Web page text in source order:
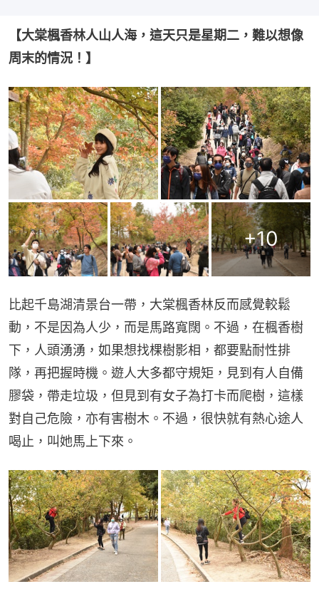
【大棠楓香林人山人海，這天只是星期二，難以想像
周末的情況！】
+10
比起千島湖清景台一帶，大棠楓香林反而感覺較鬆
動，不是因為人少，而是馬路寬闊。不過，在楓香樹
下，人頭湧湧，如果想找棵樹影相，都要點耐性排
隊，再把握時機。遊人大多都守規矩，見到有人自備
膠袋，帶走垃圾，但見到有女子為打卡而爬樹，這樣
對自己危險，亦有害樹木。不過，很快就有熱心途人
喝止，叫她馬上下來。